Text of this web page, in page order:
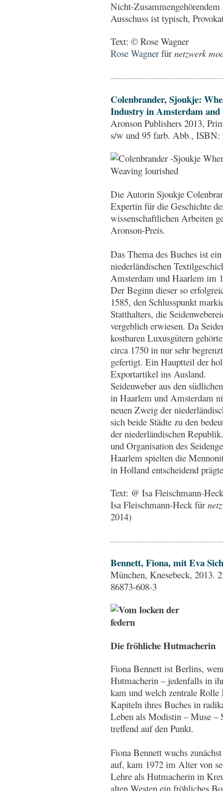
Nicht-
Ausschuss ist typisch,
Text: © Rose Wagner
Rose Wagnerfürnetzwerk
Colenbrander, Sjoukje:
Industry in Amsterdam and
Aronson Publishers 2013,
s/w und 95 farb. Abb., ISBN:
Die Autorin Sjoukje
Expertin für die Geschichte
wissenschaftlichen Arbeiten
Aronson-Preis.
Das Thema des Buches ist
niederländischen
Amsterdam und Haarlem im
Der Beginn dieser so
1585, den Schlusspunkt
Statthalters, die
vergeblich erwiesen. Da
kostbaren Luxusgütern
circa 1750 in nur sehr
gefertigt. Ein Hauptteil der
Exportartikel ins Ausland.
Seidenweber aus den
in Haarlem und Amsterdam
neuen Zweig der
sich beide Städte zu den
der niederländischen
und Organisation des
Haarlem spielten die
in Holland entscheidend
Text: @ Isa Fleischmann-
Isa Fleischmann-Heck für
2014)
Bennett, Fiona, mit Eva
München, Knesebeck, 2013.
86873-608-3
Die fröhliche Hutmacherin
Fiona Bennett ist Berlins,
Hutmacherin – jedenfalls in
kam und welch zentrale
Kapiteln ihres Buches in
Leben als Modistin – Muse –
treffend auf den Punkt.
Fiona Bennett wuchs
auf, kam 1972 im Alter von
Lehre als Hutmacherin in
alten Westen ein fröhliches